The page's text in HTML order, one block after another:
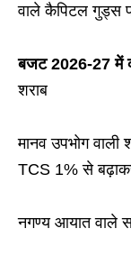
वाले कैपिटल गुड्स
बजट 2026-27 में
शराब
मानव उपभोग
TCS 1% से
नगण्य आयात वाले